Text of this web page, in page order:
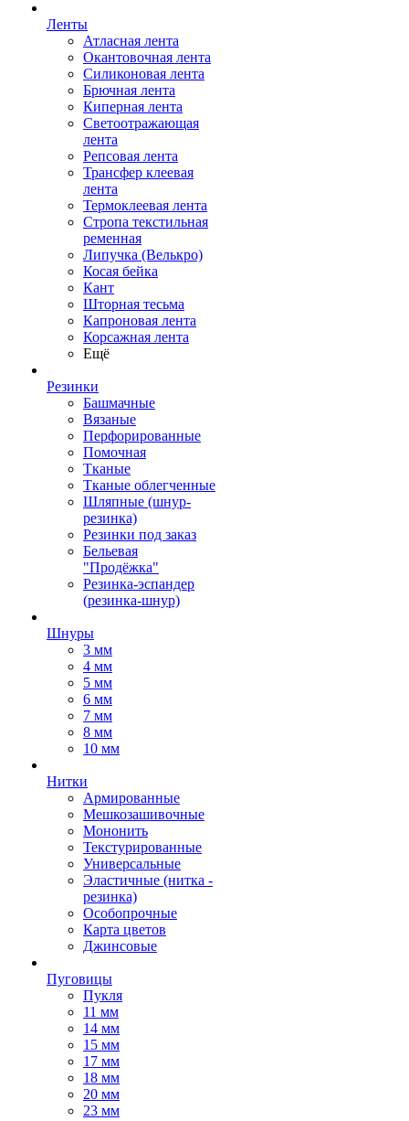
Ленты
Атласная лента
Окантовочная лента
Силиконовая лента
Брючная лента
Киперная лента
Светоотражающая
лента
Репсовая лента
Трансфер клеевая
лента
Термоклеевая лента
Стропа текстильная
ременная
Липучка (Велькро)
Косая бейка
Кант
Шторная тесьма
Капроновая лента
Корсажная лента
Ещё
Резинки
Башмачные
Вязаные
Перфорированные
Помочная
Тканые
Тканые облегченные
Шляпные (шнур-
резинка)
Резинки под заказ
Бельевая
"Продёжка"
Резинка-эспандер
(резинка-шнур)
Шнуры
3 мм
4 мм
5 мм
6 мм
7 мм
8 мм
10 мм
Нитки
Армированные
Мешкозашивочные
Мононить
Текстурированные
Универсальные
Эластичные (нитка -
резинка)
Особопрочные
Карта цветов
Джинсовые
Пуговицы
Пукля
11 мм
14 мм
15 мм
17 мм
18 мм
20 мм
23 мм